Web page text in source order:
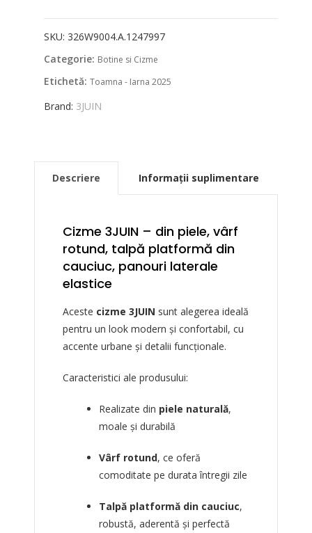
SKU: 326W9004.A.1247997
Categorie: Botine si Cizme
Etichetă: Toamna - Iarna 2025
Brand: 3JUIN
Descriere Informații suplimentare
Cizme 3JUIN – din piele, vârf
rotund, talpă platformă din
cauciuc, panouri laterale
elastice
Aceste cizme 3JUIN sunt alegerea ideală
pentru un look modern și confortabil, cu
accente urbane și detalii funcționale.
Caracteristici ale produsului:
Realizate din piele naturală,
moale și durabilă
Vârf rotund, ce oferă
comoditate pe durata întregii zile
Talpă platformă din cauciuc,
robustă, aderentă și perfectă